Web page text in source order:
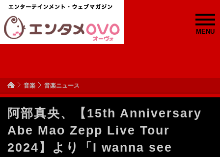
MENU
音楽 音楽ニュース
阿部真央、【15th Anniversary
Abe Mao Zepp Live Tour
2024】より「I wanna see